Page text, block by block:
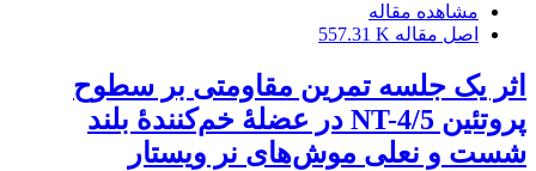
مشاهده مقاله
اصل مقاله 557.31 K
اثر یک جلسه تمرین مقاومتی بر سطوح
پروتئین NT-4/5 در عضلۀ خم‌کنندۀ بلند
شست و نعلی موش‌های نر ویستار